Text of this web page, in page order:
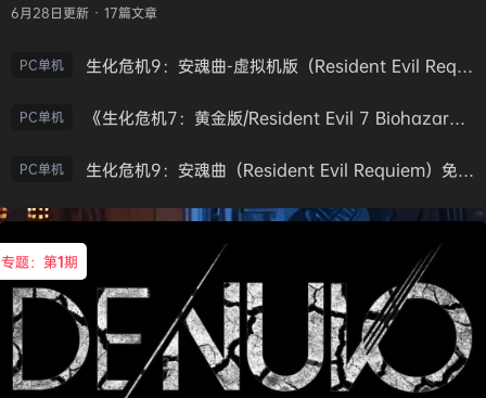
6月28日更新 · 17篇文章
PC单机 生化危机9：安魂曲-虚拟机版（Resident Evil Requiem HYPERVISOR）免安装中文版
PC单机 《生化危机7：黄金版/Resident Evil 7 Biohazard》免安装中文版
PC单机 生化危机9：安魂曲（Resident Evil Requiem）免安装中文版
专题：第1期